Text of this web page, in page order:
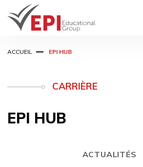
au
CARRIÈRE
ACCUEIL EPI HUB
EPI HUB
ACTUALITÉS